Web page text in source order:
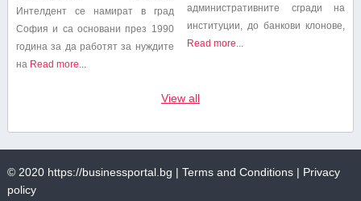
Интелдент се намират в град
София и са основани през 1990
година за да работят за нуждите
на Read more...
административните сгради на
институции, до банкови клонове,
Read more...
View all
© 2020 https://businessportal.bg | Terms and Conditions| Privacy
policy